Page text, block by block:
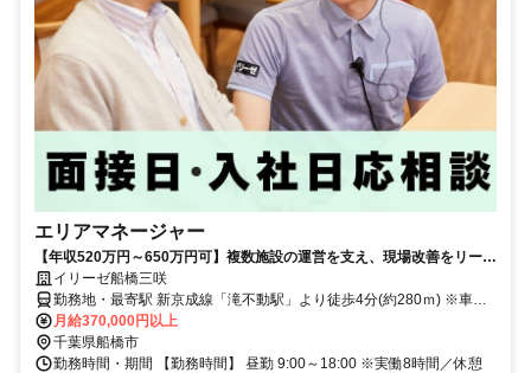
エリアマネージャー
【年収520万円～650万円可】複数施設の運営を支え、現場改善をリード
するポジション
イリーゼ船橋三咲
勤務地・最寄駅 新京成線「滝不動駅」より徒歩4分(約280ｍ) ※車通
勤OK
月給370,000円以上
千葉県船橋市
勤務時間・期間 【勤務時間】 昼勤 9:00～18:00 ※実働8時間／休憩